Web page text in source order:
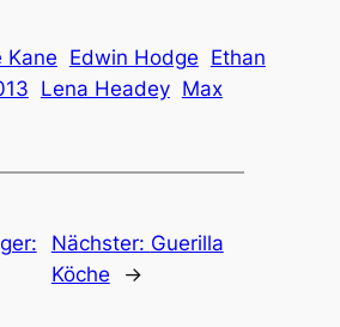
Kane Edwin Hodge Ethan
Lena Headey Max
Nächster: Guerilla
Köche
→